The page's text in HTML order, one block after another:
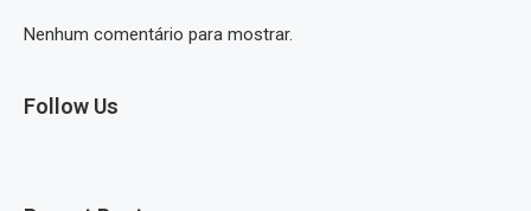
Nenhum comentário para mostrar.
Follow Us